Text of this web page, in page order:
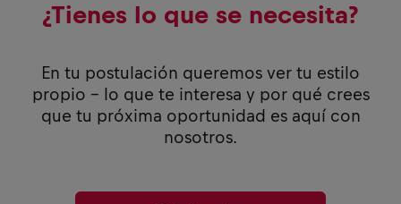
¿Tienes lo que se necesita?
En tu postulación queremos ver tu estilo
propio - lo que te interesa y por qué crees
que tu próxima oportunidad es aquí con
nosotros.